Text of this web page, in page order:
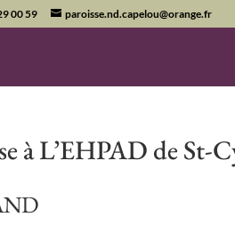
00 59 paroisse.nd.capelou@orange.fr
à L’EHPAD de St-